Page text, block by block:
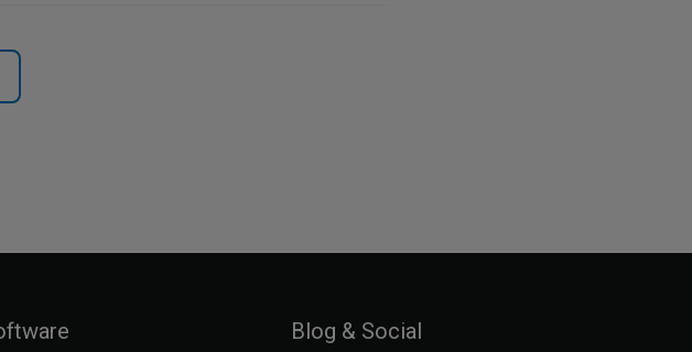
Blog & Social